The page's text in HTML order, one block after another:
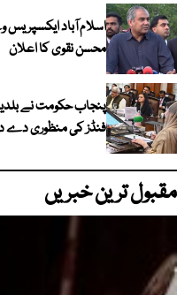
اسلام آباد
محسن نقوی کا اعلان
فنڈز کی منظوری دے
مقبول ترین خبریں